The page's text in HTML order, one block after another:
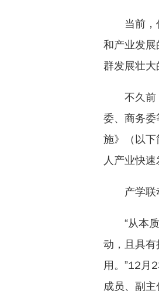
当前
和产业发
群发展壮大
不久前
委、商务
施》（以
人产业快速
产学联
“从本
动，且具
用。”12月
成员、副